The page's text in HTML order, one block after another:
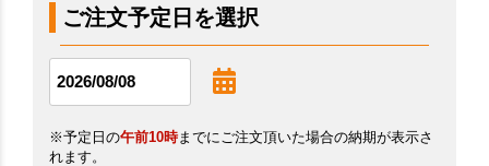
ご注文予定日を選択
※予定日の午前10時までにご注文頂いた場合の納期が表示さ
れます。